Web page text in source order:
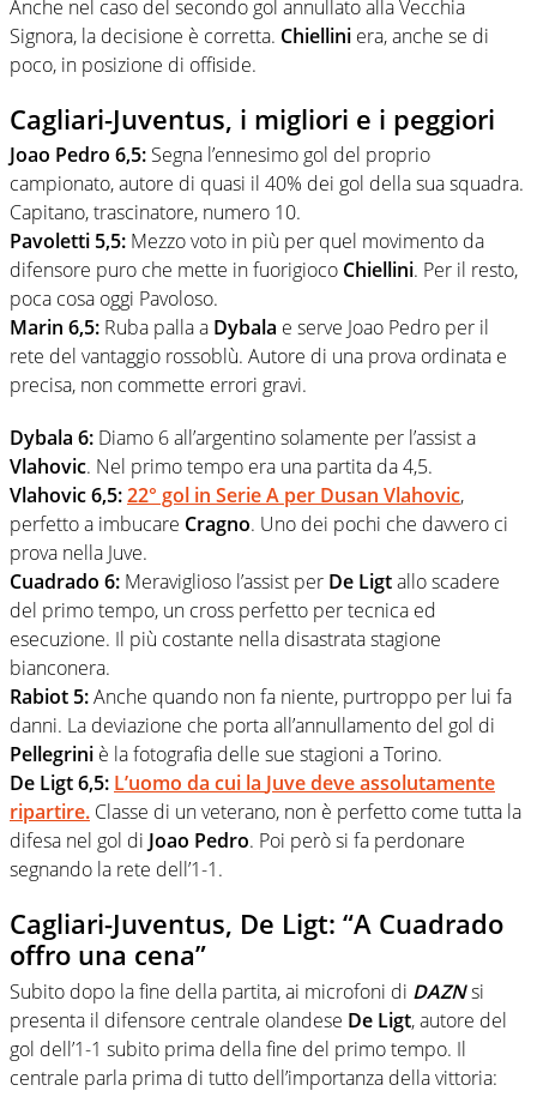
Anche nel caso del secondo gol annullato alla Vecchia
Signora, la decisione è corretta. Chiellini era, anche se di
poco, in posizione di offiside.
Cagliari-Juventus, i migliori e i peggiori
Joao Pedro 6,5: Segna l’ennesimo gol del proprio
campionato, autore di quasi il 40% dei gol della sua squadra.
Capitano, trascinatore, numero 10.
Pavoletti 5,5: Mezzo voto in più per quel movimento da
difensore puro che mette in fuorigioco Chiellini. Per il resto,
poca cosa oggi Pavoloso.
Marin 6,5: Ruba palla a Dybala e serve Joao Pedro per il
rete del vantaggio rossoblù. Autore di una prova ordinata e
precisa, non commette errori gravi.
Dybala 6: Diamo 6 all’argentino solamente per l’assist a
Vlahovic. Nel primo tempo era una partita da 4,5.
Vlahovic 6,5:22° gol in Serie A per Dusan Vlahovic,
perfetto a imbucare Cragno. Uno dei pochi che davvero ci
prova nella Juve.
Cuadrado 6: Meraviglioso l’assist per De Ligtallo scadere
del primo tempo, un cross perfetto per tecnica ed
esecuzione. Il più costante nella disastrata stagione
bianconera.
Rabiot 5:Anche quando non fa niente, purtroppo per lui fa
danni. La deviazione che porta all’annullamento del gol di
Pellegrini è la fotografia delle sue stagioni a Torino.
De Ligt 6,5: L’uomo da cui la Juvedeve assolutamente
ripartire. Classe di un veterano, non è perfetto come tutta la
difesa nel gol di Joao Pedro. Poi però si fa perdonare
segnando la rete dell’1-1.
Cagliari-Juventus, De Ligt: “A Cuadrado
offro una cena”
Subito dopo la fine della partita, ai microfoni di DAZNsi
presenta il difensore centrale olandese De Ligt, autore del
gol dell’1-1 subito prima della fine del primo tempo. Il
centrale parla prima di tutto dell’importanza della vittoria: